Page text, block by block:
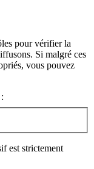
pour vérifier la
Si malgré ces
vous pouvez
est strictement